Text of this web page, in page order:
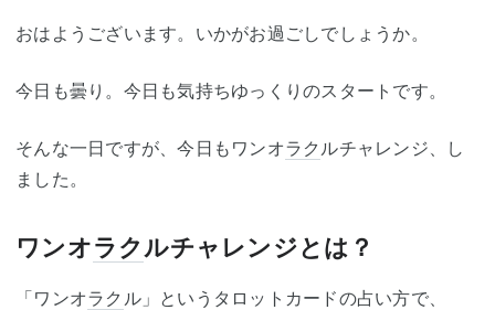
おはようございます。いかがお過ごしでしょうか。
今日も曇り。今日も気持ちゆっくりのスタートです。
そんな一日ですが、今日もワンオラク ルチャレンジ、し
ました。
ワンオラクルチャレンジとは？
「ワンオラク ル」というタロットカードの占い方で、